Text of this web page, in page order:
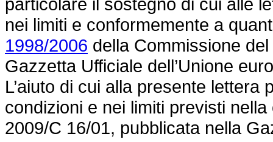
nei limiti e conformemente a
1998/2006 della Commissione
Gazzetta Ufficiale dell’Unione
L’aiuto di cui alla presente
condizioni e nei limiti previsti
2009/C 16/01, pubblicata nella